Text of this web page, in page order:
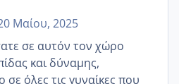
Μαίου, 2025
σε αυτόν τον χώρο
και δύναμης,
σε όλες τις γυναίκες που